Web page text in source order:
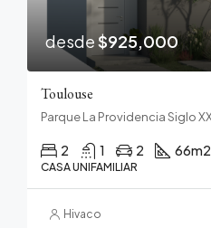
desde$925,000
Toulouse
2 1 2 66m2
CASA UNIFAMILIAR
Hivaco